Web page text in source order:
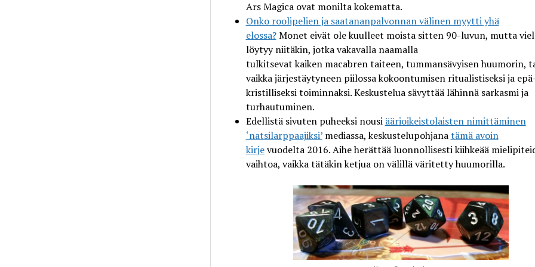
ArsMagicaovat monilta kokematta.
Onko roolipelien ja saatananpalvonnan välinen myytti yhä
elossa?Monet eivät ole kuulleet moista sitten 90-luvun, mutta
löytyy niitäkin, jotka vakavalla naamalla
tulkitsevatkaiken macabrentaiteen, tummansävyisen huumorin,
vaikka järjestäytyneen piilossa kokoontumisen ritualistiseksi ja
kristilliseksitoiminnaksi.Keskustelua sävyttäälähinnä sarkasmija
turhautuminen.
Edellistä sivuten puheeksi nousi äärioikeistolaisten nimittäminen
‘natsilarppaajiksi’mediassa, keskustelupohjanatämä avoin
kirjevuodelta 2016.Aihe herättää luonnollisesti kiihkeää
vaihtoa, vaikka tätäkin ketjua on välillä väritetty huumorilla.